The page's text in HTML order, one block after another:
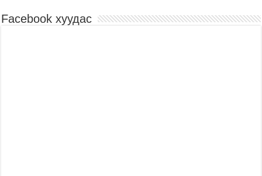
Үндэсний хувцасны өдрийг тохиолдуулан
“Дээлтэй монгол наадам” боллоо
Facebook хуудас